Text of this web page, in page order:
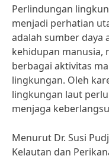
Perlindungan
menjadi perhatian
adalah sumber daya
kehidupan manusia,
berbagai aktivitas
lingkungan. Oleh
lingkungan laut
menjaga
Menurut Dr. Susi
Kelautan dan